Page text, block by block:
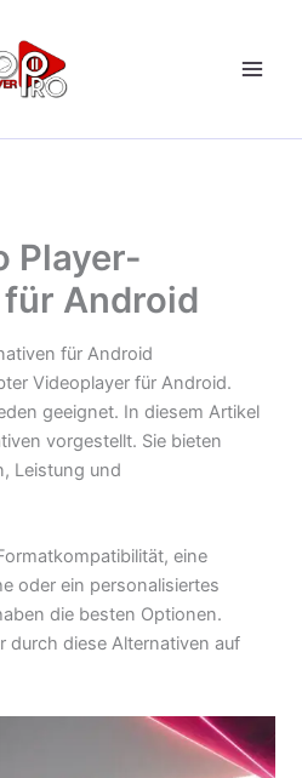
Player-
Android
für Android
Videoplayer für Android.
geeignet. In diesem Artikel
vorgestellt. Sie bieten
Leistung und
eine
oder ein personalisiertes
die besten Optionen.
durch diese Alternativen auf